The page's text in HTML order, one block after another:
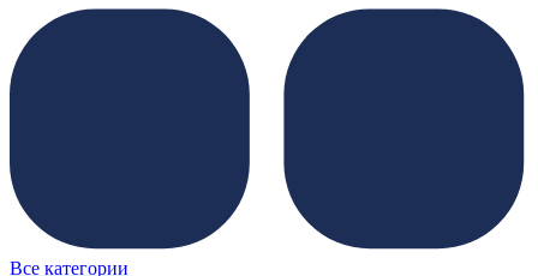
Все категории